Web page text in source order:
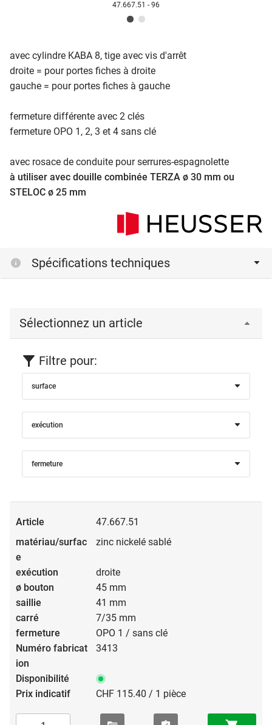
47.667.51 - 96
avec cylindre KABA 8, tige avec vis d'arrêt
droite = pour portes fiches à droite
gauche = pour portes fiches à gauche
fermeture différente avec 2 clés
fermeture OPO 1, 2, 3 et 4 sans clé
avec rosace de conduite pour serrures-espagnolette
à utiliser avec douille combinée TERZA ø 30 mm ou
STELOC ø 25 mm
Spécifications techniques
Sélectionnez un article
Filtre pour:
surface
exécution
fermeture
47.667.51
zinc nickelé sablé
droite
45 mm
41 mm
7/35 mm
OPO 1 / sans clé
3413
CHF 115.40 / 1 pièce